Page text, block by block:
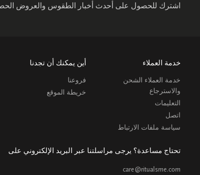
اشترك للحصول على أحدث أخبار الطقوس والعروض
خدمة العملاء
خدمة العملاء الشحن
والاسترجاع
التعليمات
اتصل
سياسة ملفات الارتباط
أين يمكنك أن تجدنا
فروعنا
خريطة الموقع
تحتاج مساعدة؟ يرجى مراسلتنا عبر البريد الإلكتروني على
care@ritualsme.com